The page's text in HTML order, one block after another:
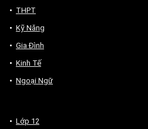
THPT
Kỹ Năng
Gia Đình
Kinh Tế
Ngoại Ngữ
Lớp 12